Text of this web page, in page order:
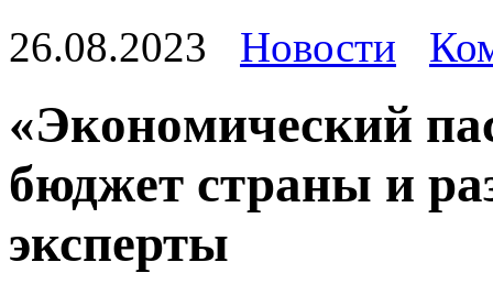
26.08.2023 Новости
«Экoнoмичeский
бюджeт страны и
эксперты